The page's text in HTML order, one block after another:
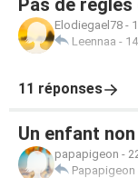
Pas de
Elodiegael78 -
Leennaa -
11 réponses
Un enfant
papapigeon -
Papapigeon